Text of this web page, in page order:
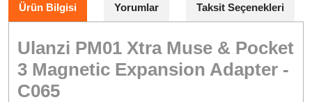
Ürün Bilgisi Yorumlar Taksit Seçenekleri
Ulanzi PM01 Xtra Muse & Pocket
3 Magnetic Expansion Adapter -
C065